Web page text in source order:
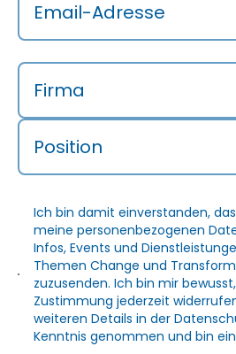
Email-Adresse
Firma
Position
Ich bin damit einverstanden,
meine personenbezogenen
Infos, Events und
Themen Change und
zuzusenden. Ich bin mir
Zustimmung jederzeit
weiteren Details in der
Kenntnis genommen und bin